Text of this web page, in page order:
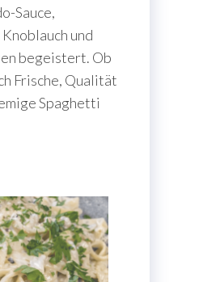
Sauce,
und
begeistert. Ob
Frische, Qualität
Spaghetti